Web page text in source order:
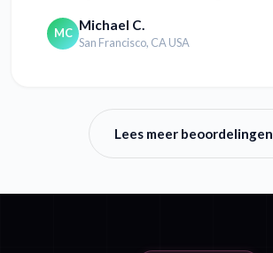
MC Michael C.
San Francisco, CA USA
Lees meer beoordelingen